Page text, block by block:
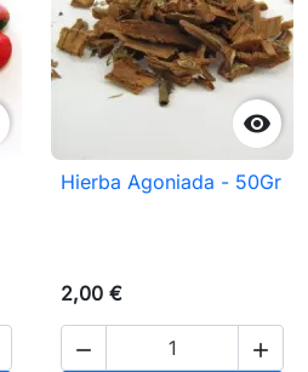

Hierba Agoniada - 50Gr
2,00 €
 